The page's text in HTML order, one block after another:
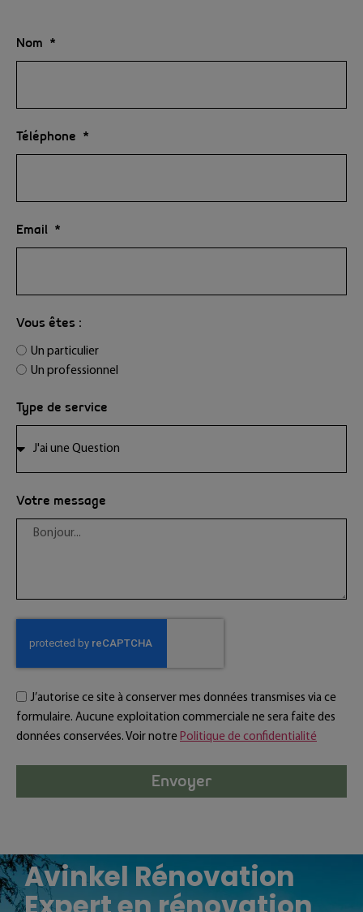
Nom
Téléphone
Email
Vous êtes :
Un particulier
Un professionnel
Type de service
Votre message
J’autorise ce site à conserver mes données transmises via ce
formulaire. Aucune exploitation commerciale ne sera faite des
données conservées. Voir notre Politique de confidentialité
Envoyer
Avinkel Rénovation